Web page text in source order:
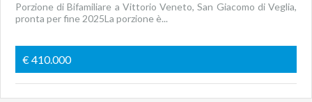
Porzione di Bifamiliare a Vittorio Veneto, San Giacomo di Veglia,
pronta per fine 2025La porzione è...
€ 410.000